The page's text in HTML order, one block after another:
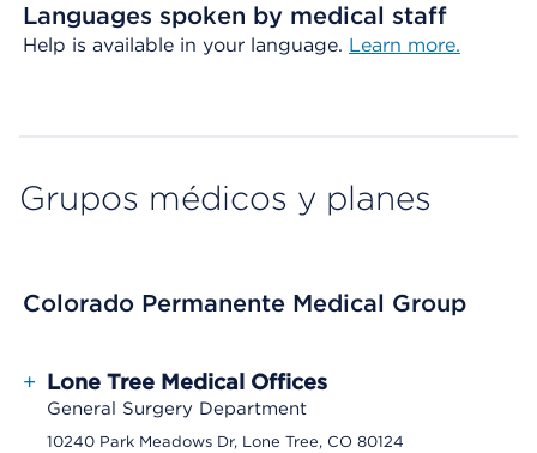
Languages spoken by medical staff
Help is available in your language. Learn more.
Grupos médicos y planes
Colorado Permanente Medical Group
+ Lone Tree Medical Offices
General Surgery Department
10240 Park Meadows Dr, Lone Tree, CO 80124